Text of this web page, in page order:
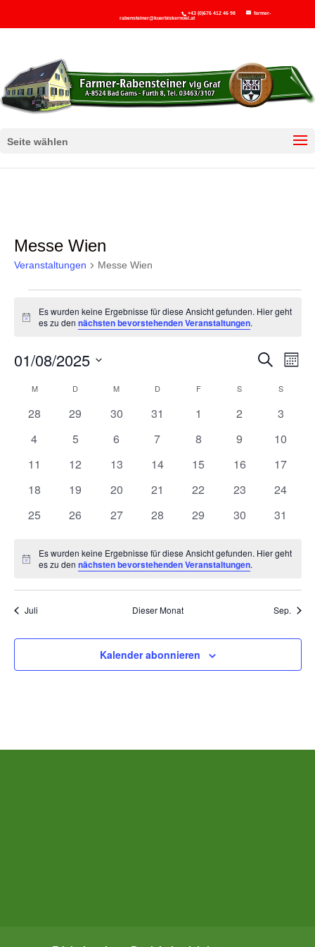
+43 (0)676 412 46 98
farmer-
rabensteiner@kuerbiskernoel.at
Seite wählen
Messe Wien
Veranstaltungen Messe Wien
Veranstaltungen
Hinweis
Es wurden keine Ergebnisse für diese Ansicht gefunden. Hier geht
es zu dennächsten bevorstehenden Veranstaltungen.
und
Suche
Monat
01/08/2025
Kalender
von
Veranstaltungen
MMONTAG D DIENSTAGM MITTWOCH
DDONNERSTAG
FFREITAG S SAMSTAGS
0
28
0
29
0
30
0
31
0
1
0
2
0
3
0
4
0
5
0
6
0
7
0
8
0
9
0
10
0
11
0
12
0
13
0
14
0
15
0
16
0
17
0
18
0
19
0
20
0
21
0
22
0
23
0
24
0
25
0
26
0
27
0
28
0
29
0
30
0
31
Hinweis
Es wurden keine Ergebnisse für diese Ansicht gefunden. Hier geht
es zu dennächsten bevorstehenden Veranstaltungen.
Juli Dieser Monat Sep.
Kalender abonnieren